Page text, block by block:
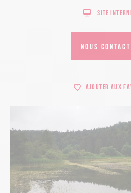
Site
NOUS
Ajouter aux